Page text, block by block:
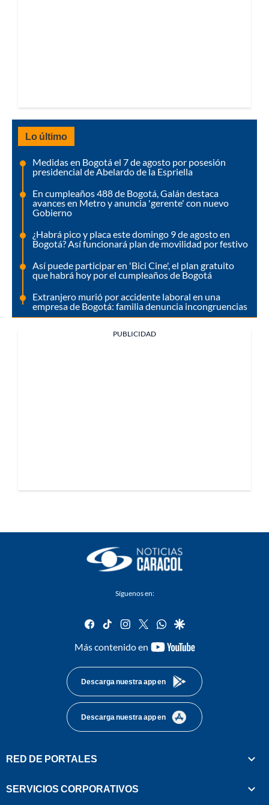
Lo último
Medidas en Bogotá el 7 de agosto por posesión
presidencial de Abelardo de la Espriella
En cumpleaños 488 de Bogotá, Galán destaca
avances en Metro y anuncia 'gerente' con nuevo
Gobierno
¿Habrá pico y placa este domingo 9 de agosto en
Bogotá? Así funcionará plan de movilidad por festivo
Así puede participar en 'Bici Cine', el plan gratuito
que habrá hoy por el cumpleaños de Bogotá
Extranjero murió por accidente laboral en una
empresa de Bogotá: familia denuncia incongruencias
PUBLICIDAD
Síguenos en:
facebook
tiktok instagram
twitterwhatsapp
google
Más contenido en
youtube-
Descarga nuestra app en
Descarga nuestra app en
RED DE PORTALES
SERVICIOS CORPORATIVOS